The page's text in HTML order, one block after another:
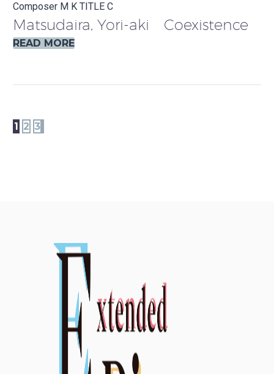
Composer M K TITLE C
Matsudaira, Yori-aki Coexistence
READ MORE
1 2 3